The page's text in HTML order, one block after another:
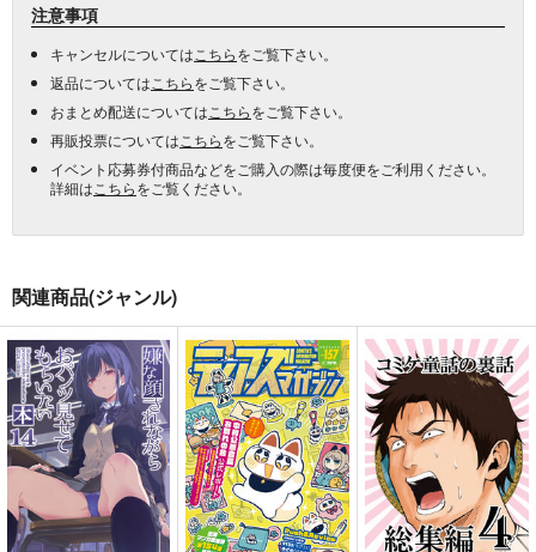
注意事項
キャンセルについては こちらをご覧下さい。
返品については こちらをご覧下さい。
おまとめ配送については こちらをご覧下さい。
再販投票については こちらをご覧下さい。
イベント応募券付商品などをご購入の際は毎度便をご利用ください。
詳細は こちらをご覧ください。
関連商品(ジャンル)